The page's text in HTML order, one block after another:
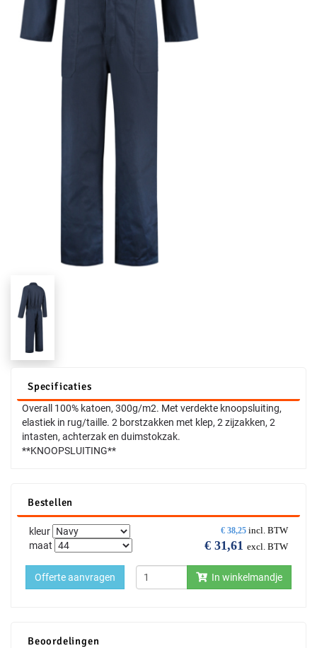
Specificaties
Overall 100% katoen, 300g/m2. Met verdekte knoopsluiting,
elastiek in rug/taille. 2 borstzakken met klep, 2 zijzakken, 2
intasten, achterzak en duimstokzak.
**KNOOPSLUITING**
Bestellen
€ 38,25 incl. BTW
€ 31,61 excl. BTW
kleur
maat
In winkelmandje
Offerte aanvragen
Beoordelingen